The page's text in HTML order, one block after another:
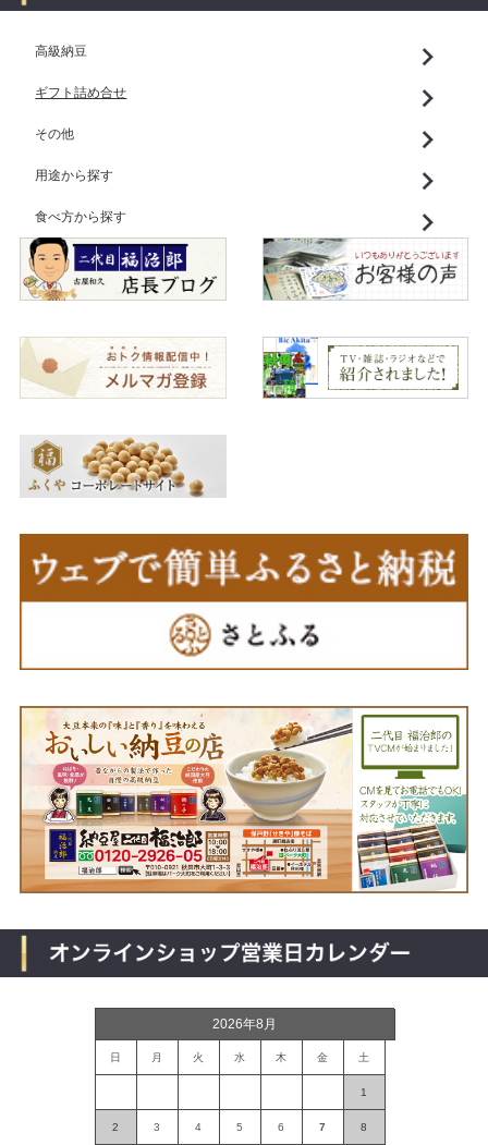
高級納豆
ギフト詰め合せ
その他
用途から探す
食べ方から探す
2026年8月
日 月 火 水 木 金 土
1
2 3 4 5 6 7 8